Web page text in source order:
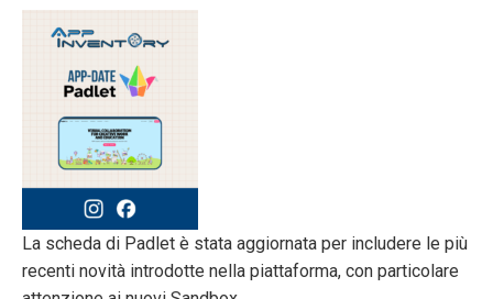
La scheda di Padlet è stata aggiornata per includere le più
recenti novità introdotte nella piattaforma, con particolare